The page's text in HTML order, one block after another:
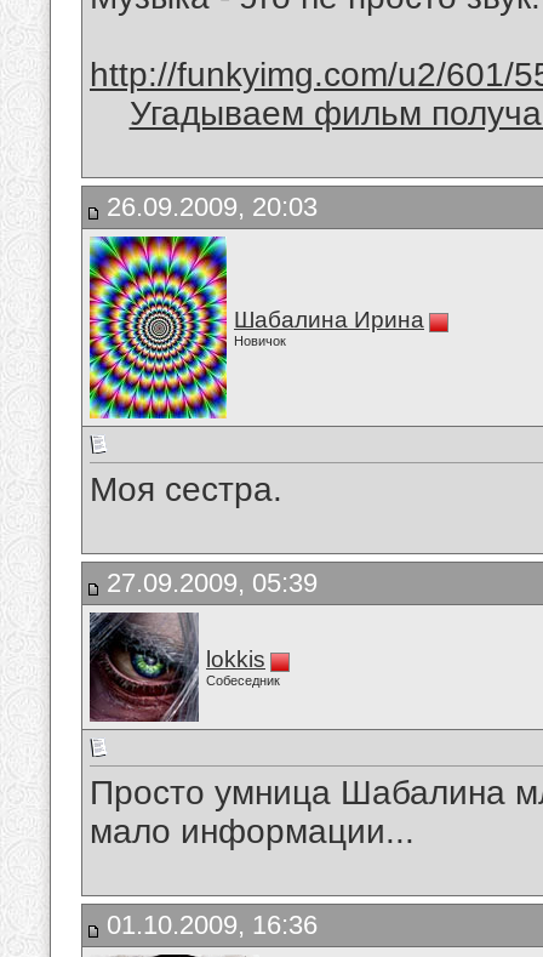
http://funkyimg.com/u2/601/
Угадываем фильм
26.09.2009, 20:03
Шабалина Ирина
Новичок
Моя сестра.
27.09.2009, 05:39
lokkis
Собеседник
Просто умница Шабалина
мало информации...
01.10.2009, 16:36